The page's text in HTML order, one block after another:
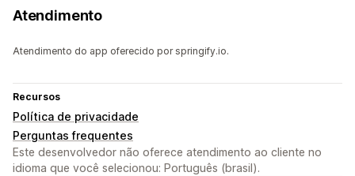
Atendimento
Atendimento do app oferecido por springify.io.
Recursos
Política de privacidade
Perguntas frequentes
Este desenvolvedor não oferece atendimento ao cliente no
idioma que você selecionou: Português (brasil).